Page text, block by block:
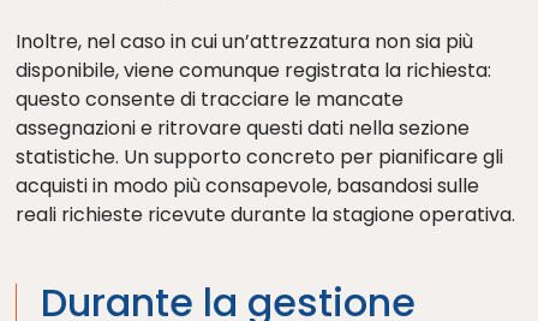
Inoltre, nel caso in cui un’attrezzatura non sia più
disponibile, viene comunque registrata la richiesta:
questo consente di tracciare le mancate
assegnazioni e ritrovare questi dati nella sezione
statistiche. Un supporto concreto per pianificare gli
acquisti in modo più consapevole, basandosi sulle
reali richieste ricevute durante la stagione operativa.
Durante la gestione